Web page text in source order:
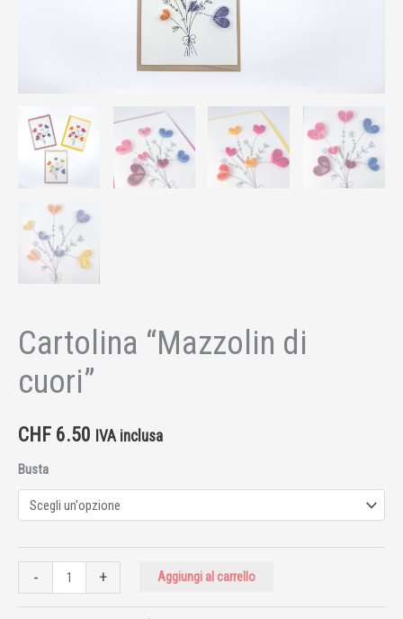
Cartolina “Mazzolin di
cuori”
CHF 6.50 IVA inclusa
Busta
- + Aggiungi al carrello